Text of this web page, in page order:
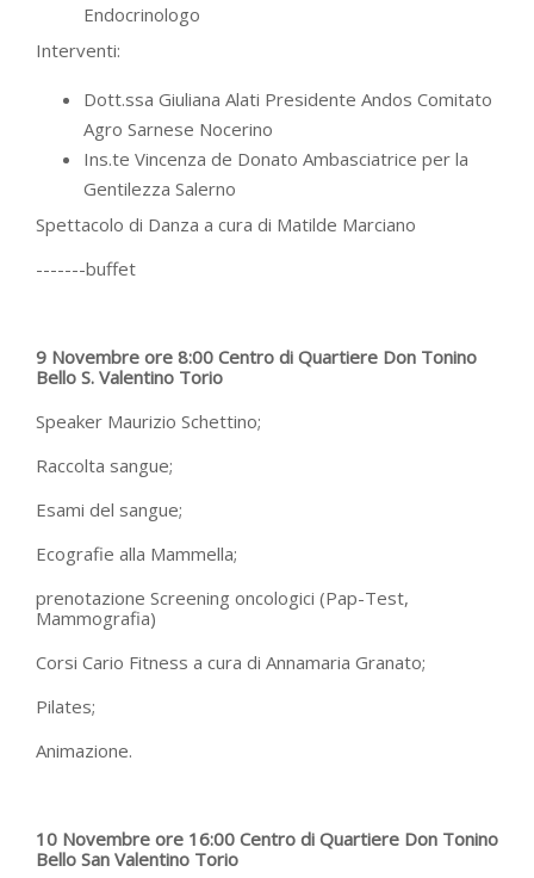
Endocrinologo
Interventi:
Dott.ssa Giuliana Alati Presidente Andos Comitato
Agro Sarnese Nocerino
Ins.te Vincenza de Donato Ambasciatrice per la
Gentilezza Salerno
Spettacolo di Danza a cura di Matilde Marciano
-------buffet
9 Novembre ore 8:00 Centro di Quartiere Don Tonino
Bello S. Valentino Torio
Speaker Maurizio Schettino;
Raccolta sangue;
Esami del sangue;
Ecografie alla Mammella;
prenotazione Screening oncologici (Pap-Test,
Mammografia)
Corsi Cario Fitness a cura di Annamaria Granato;
Pilates;
Animazione.
10 Novembre ore 16:00 Centro di Quartiere Don Tonino
Bello San Valentino Torio